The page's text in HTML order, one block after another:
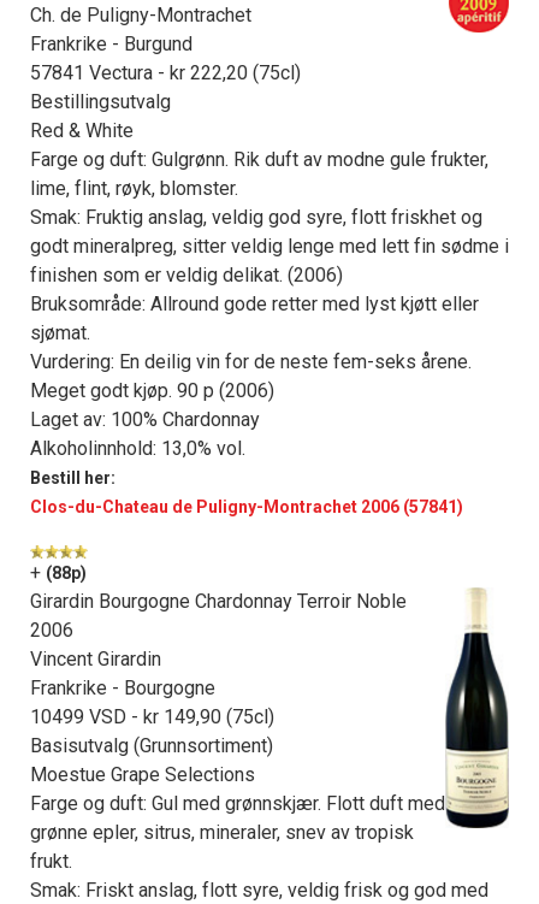
Ch. de Puligny-Montrachet
Frankrike - Burgund
57841 Vectura - kr 222,20 (75cl)
Bestillingsutvalg
Red & White
Farge og duft: Gulgrønn. Rik duft av modne gule frukter,
lime, flint, røyk, blomster.
Smak: Fruktig anslag, veldig god syre, flott friskhet og
godt mineralpreg, sitter veldig lenge med lett fin sødme i
finishen som er veldig delikat. (2006)
Bruksområde: Allround gode retter med lyst kjøtt eller
sjømat.
Vurdering: En deilig vin for de neste fem-seks årene.
Meget godt kjøp. 90 p (2006)
Laget av: 100% Chardonnay
Alkoholinnhold: 13,0% vol.
Bestill her:
Clos-du-Chateau de Puligny-Montrachet 2006 (57841)
+ (88p)
Girardin Bourgogne Chardonnay Terroir Noble
2006
Vincent Girardin
Frankrike - Bourgogne
10499 VSD - kr 149,90 (75cl)
Basisutvalg (Grunnsortiment)
Moestue Grape Selections
Farge og duft: Gul med grønnskjær. Flott duft med
grønne epler, sitrus, mineraler, snev av tropisk
frukt.
Smak: Friskt anslag, flott syre, veldig frisk og god med